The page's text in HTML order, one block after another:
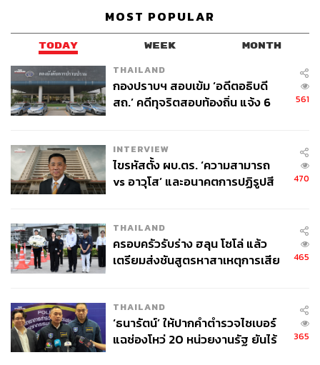
ภายในงาน INGU Skin Lab2 ถูกออกแบบให้เป็นพื้นที่ทดลอง
ที่ผสมทั้งความรู้และความสนุก เริ่มจาก Immersive Room ที่
พาผู้เข้าร่วมงานไปรู้จักส่วนผสมและเทคโนโลยีของ INGU
BluVlite Sunscreen ผ่านประสบการณ์เสมือนจริง
กันแดดผ่านกล้อง UV แบบเรียลไทม์ ช่วยให้เห็นภาพการ
ปกป้องผิวได้ชัดเจนขึ้น และทำให้การทากันแดดไม่ใช่แค่ขั้น
ตอนในตอนเช้า แต่เป็นเรื่องที่สามารถสังเกตและเข้าใจได้
ส่วน Discover Skin Science เป็นโซนวิเคราะห์สภาพผิวเชิง
ลึก พร้อมคำแนะนำจากผู้เชี่ยวชาญ เพื่อให้ผู้เข้าร่วมงาน
เข้าใจสภาพผิวของตัวเองก่อนเลือกผลิตภัณฑ์ ขณะที่
MOST POPULAR
TODAY WEEK MONTH
THAILAND
กองปราบฯ สอบเข้ม ‘อดีตอธิบดี
สถ.’ คดีทุจริตสอบท้องถิ่น แจ้ง 6
561
INTERVIEW
ไขรหัสตั้ง ผบ.ตร. ‘ความสามารถ
vs อาวุโส’ และอนาคตการปฏิรูปสี
470
THAILAND
ครอบครัวรับร่าง ฮลุน โซโล่ แล้ว
เตรียมส่งชันสูตรหาสาเหตุการเสีย
465
THAILAND
‘ธนารัตน์’ ให้ปากคำตำรวจไซเบอร์
แฉช่องโหว่ 20 หน่วยงานรัฐ ยันไร้
365